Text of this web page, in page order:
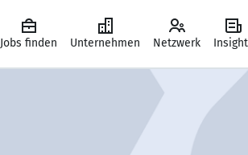
Jobs finden Unternehmen Netzwerk